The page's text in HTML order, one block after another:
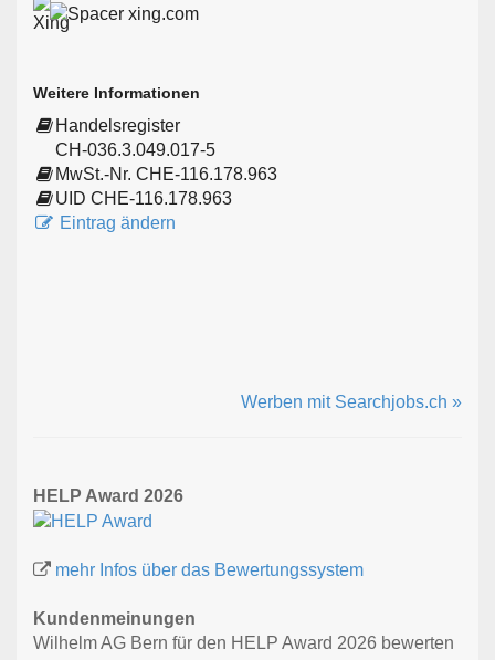
xing.com
Weitere Informationen
Handelsregister
CH-036.3.049.017-5
MwSt.-Nr. CHE-116.178.963
UID CHE-116.178.963
Eintrag ändern
Werben mit Searchjobs.ch »
HELP Award 2026
mehr Infos über das Bewertungssystem
Kundenmeinungen
Wilhelm AG Bern für den HELP Award 2026 bewerten